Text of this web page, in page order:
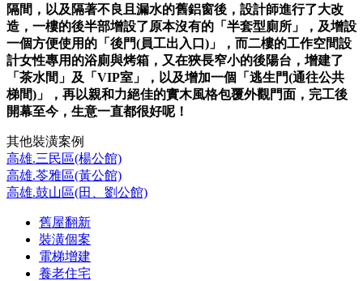
隔間，以及隔著不良且漏水的舊鋁窗後，設計師進行了大改
造，一樓的後半部增設了原本沒有的「半套型廁所」，及增設
一個方便使用的「後門(員工出入口)」，而二樓的工作空間設
計女性專用的浴廁與烤箱，又在狹長窄小的後陽台，增建了
「茶水間」及「VIP室」，以及增加一個「逃生門(通往公共
梯間)」，再以親和力絕佳的實木風格包覆外觀門面，完工後
開幕至今，生意一直都很好呢！
其他裝潢案例
高雄.三民區(楊公館)
高雄.苓雅區(黃公館)
高雄.鼓山區(田、劉公館)
舊屋翻新
裝潢個案
電梯增建
養老住宅